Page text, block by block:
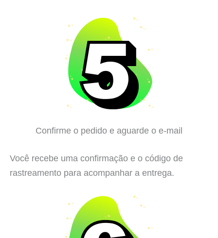
Confirme o pedido e aguarde o e-mail
Você recebe uma confirmação e o código de
rastreamento para acompanhar a entrega.